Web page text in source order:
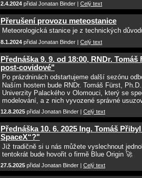
2.4.2024 přidal Jonatan Binder | Celý text
Přerušení provozu meteostanice
Meteorologická stanice je z technických
8.1.2024 přidal Jonatan Binder | Celý text
Přednáška 9. 9. od 18:00, RNDr.
post-covidové"
Po prázdninách odstartujeme další sezónu
Naším hostem bude RNDr. Tomáš Fürst,
Univerzity Palackého v Olomouci, který se
modelování, a z nich vyvozené správné
12.8.2025 přidal Jonatan Binder | Celý text
Přednáška 10. 6. 2025 Ing. Tomáš
SpaceX“?"
Již tradičně si u nás můžete vyslechnout
tentokrát bude hovořit o firmě Blue Origin 🚀
27.5.2025 přidal Jonatan Binder | Celý text